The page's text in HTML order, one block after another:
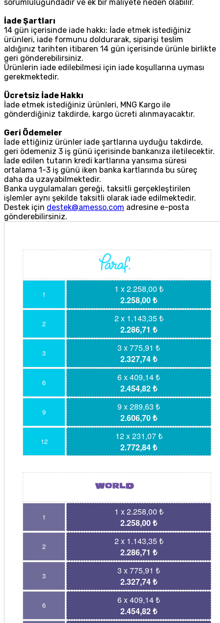
sorumluluğundadır ve ek bir maliyete neden olabilir.
İade Şartları
14 gün içerisinde iade hakkı: İade etmek istediğiniz
ürünleri, iade formunu doldurarak, siparişi teslim
aldığınız tarihten itibaren 14 gün içerisinde ürünle birlikte
geri gönderebilirsiniz.
Ürünlerin iade edilebilmesi için iade koşullarına uyması
gerekmektedir.
Ücretsiz İade Hakkı
İade etmek istediğiniz ürünleri, MNG Kargo ile
gönderdiğiniz takdirde, kargo ücreti alınmayacaktır.
Geri Ödemeler
İade ettiğiniz ürünler iade şartlarına uyduğu takdirde,
geri ödemeniz 3 iş günü içerisinde bankanıza iletilecektir.
İade edilen tutarın kredi kartlarına yansıma süresi
ortalama 1-3 iş günü iken banka kartlarında bu süreç
daha da uzayabilmektedir.
Banka uygulamaları gereği, taksitli gerçekleştirilen
işlemler aynı şekilde taksitli olarak iade edilmektedir.
Destek için destek@amesso.com adresine e-posta
gönderebilirsiniz.
1
1 x 2.258,00 ₺
2.258,00 ₺
2
2 x 1.143,35 ₺
2.286,71 ₺
3
3 x 775,91 ₺
2.327,74 ₺
6
6 x 409,14 ₺
2.454,82 ₺
9
9 x 289,63 ₺
2.606,70 ₺
12
12 x 231,07 ₺
2.772,84 ₺
1
1 x 2.258,00 ₺
2.258,00 ₺
2
2 x 1.143,35 ₺
2.286,71 ₺
3
3 x 775,91 ₺
2.327,74 ₺
6
6 x 409,14 ₺
2.454,82 ₺